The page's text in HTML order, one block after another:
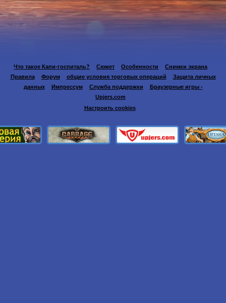
Что такое Капи-госпиталь? Сюжет Особенности
Снимки экрана
Правила
Форум общие условия торговых операций
Защита личных
данных
Импрессум Служба поддержки
Браузерные игры -
Upjers.com
Настроить cookies